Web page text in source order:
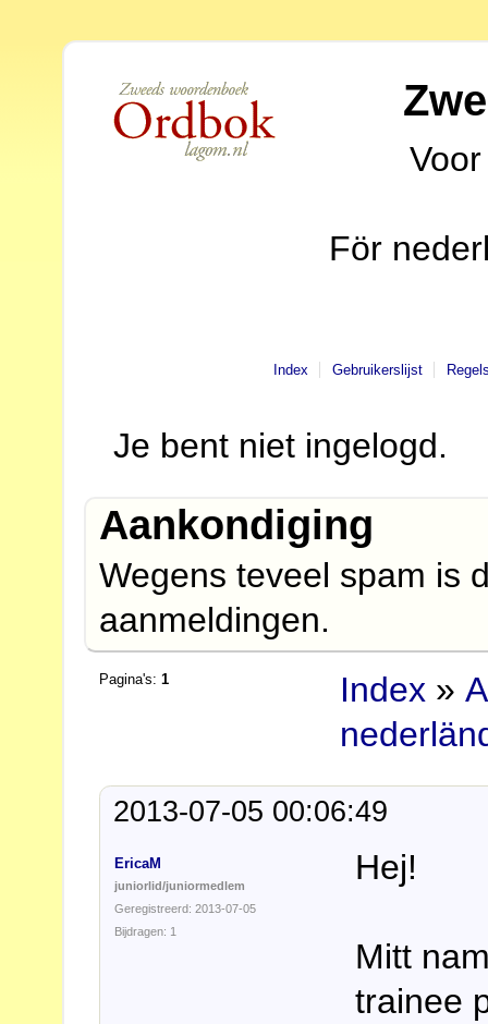
För
Index Gebruikerslijst
Je bent niet ingelogd.
Aankondiging
Wegens teveel spam is
aanmeldingen.
Pagina's:1 Index »
2013-07-05 00:06:49
EricaM
juniorlid/juniormedlem
Geregistreerd: 2013-07-05
Bijdragen: 1
Hej!
Mitt
trainee